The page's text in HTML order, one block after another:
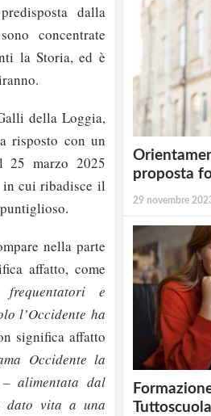
dalla
concentrate
la Storia, ed è
della Loggia,
risposto con un
25 marzo 2025
in cui ribadisce il
nella parte
affatto, come
frequentatori e
l’Occidente ha
significa affatto
Occidente la
alimentata dal
dato vita a una
proposta
29 novembre